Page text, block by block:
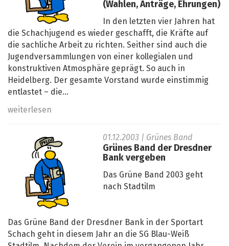
(Wahlen, Anträge, Ehrungen)
In den letzten vier Jahren hat
die Schachjugend es wieder geschafft, die Kräfte auf
die sachliche Arbeit zu richten. Seither sind auch die
Jugendversammlungen von einer kollegialen und
konstruktiven Atmosphäre geprägt. So auch in
Heidelberg. Der gesamte Vorstand wurde einstimmig
entlastet – die...
weiterlesen
01.12.2003 | Grünes Band
Grünes Band der Dresdner
Bank vergeben
Das Grüne Band 2003 geht
nach Stadtilm
Das Grüne Band der Dresdner Bank in der Sportart
Schach geht in diesem Jahr an die SG Blau-Weiß